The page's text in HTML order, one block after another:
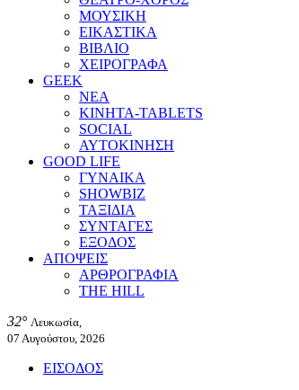
ΜΟΥΣΙΚΗ
ΕΙΚΑΣΤΙΚΑ
ΒΙΒΛΙΟ
ΧΕΙΡΟΓΡΑΦΑ
GEEK
ΝΕΑ
ΚΙΝΗΤΑ-TABLETS
SOCIAL
ΑΥΤΟΚΙΝΗΣΗ
GOOD LIFE
ΓΥΝΑΙΚΑ
SHOWBIZ
ΤΑΞΙΔΙΑ
ΣΥΝΤΑΓΕΣ
ΕΞΟΔΟΣ
ΑΠΟΨΕΙΣ
ΑΡΘΡΟΓΡΑΦΙΑ
THE HILL
32° Λευκωσία,
07 Αυγούστου, 2026
ΕΙΣΟΔΟΣ